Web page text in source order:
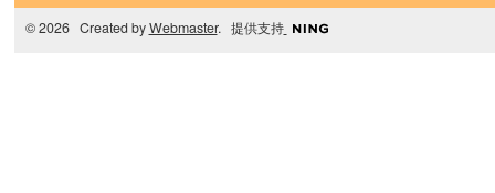
© 2026 Created byWebmaster. 提供支持